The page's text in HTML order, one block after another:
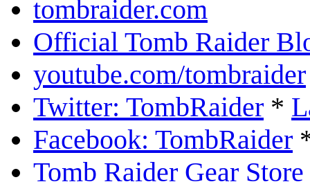
tombraider.com
Official Tomb Raider
youtube.com/tombraider
Twitter: TombRaider *
Facebook: TombRaider
Tomb Raider Gear Store